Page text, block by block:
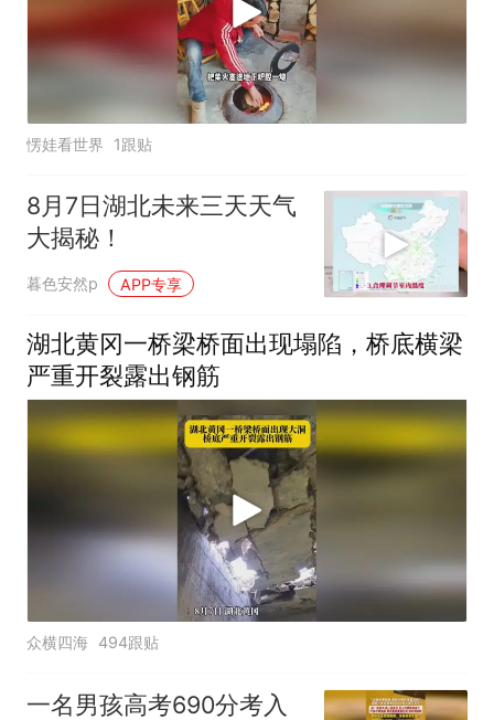
愣娃看世界 1跟贴
8月7日湖北未来三天天气
大揭秘！
暮色安然p APP专享
湖北黄冈一桥梁桥面出现塌陷，桥底横梁
严重开裂露出钢筋
众横四海 494跟贴
一名男孩高考690分考入